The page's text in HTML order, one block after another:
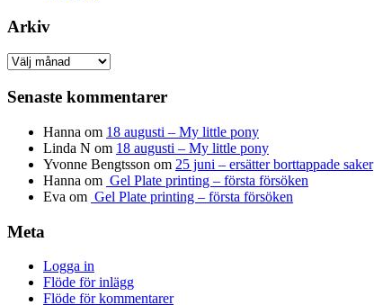
Arkiv
Arkiv
Senaste kommentarer
Hanna om 18 augusti – My little pony
Linda N om 18 augusti – My little pony
Yvonne Bengtsson om 25 juni – ersätter borttappade saker
Hanna om Gel Plate printing – första försöken
Eva om Gel Plate printing – första försöken
Meta
Logga in
Flöde för inlägg
Flöde för kommentarer